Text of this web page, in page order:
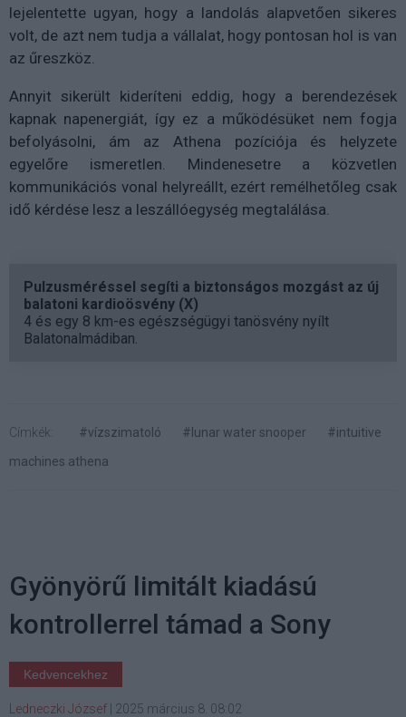
lejelentette ugyan, hogy a landolás alapvetően sikeres
volt, de azt nem tudja a vállalat, hogy pontosan hol is van
az űreszköz.
Annyit sikerült kideríteni eddig, hogy a berendezések
kapnak napenergiát, így ez a működésüket nem fogja
befolyásolni, ám az Athena pozíciója és helyzete
egyelőre ismeretlen. Mindenesetre a közvetlen
kommunikációs vonal helyreállt, ezért remélhetőleg csak
idő kérdése lesz a leszállóegység megtalálása.
Pulzusméréssel segíti a biztonságos mozgást az új
balatoni kardioösvény (X)
4 és egy 8 km-es egészségügyi tanösvény nyílt
Balatonalmádiban.
Címkék: #vízszimatoló #lunar water snooper
#intuitive
machines athena
Gyönyörű limitált kiadású
kontrollerrel támad a Sony
Kedvencekhez
Ledneczki József 2025 március 8. 08:02